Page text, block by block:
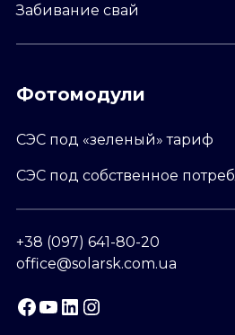
Забивание свай
Фотомодули
СЭС под «зеленый» тариф
СЭС под собственное
+38 (097) 641-80-20
office@solarsk.com.ua
Facebook
YouTube
LinkedIn
Instagram